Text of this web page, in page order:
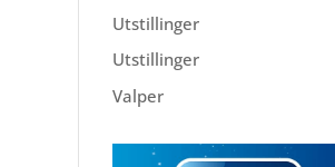
Utstillinger
Utstillinger
Valper